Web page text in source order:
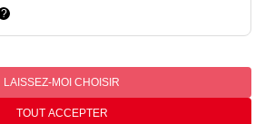
hsolutions.ch
?
LAISSEZ-MOI CHOISIR
TOUT ACCEPTER